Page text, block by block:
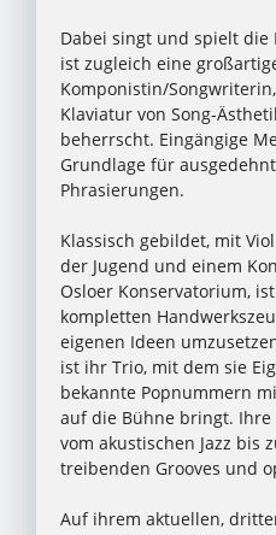
Dabei singt und spielt
ist zugleich eine
Komponistin/
Klaviatur von Song-
beherrscht. Eingängige
Grundlage für
Phrasierungen.
Klassisch gebildet, mit
der Jugend und einem
Osloer Konservatorium,
kompletten
eigenen Ideen
ist ihr Trio, mit dem sie
bekannte Popnummern
auf die Bühne bringt.
vom akustischen Jazz bis
treibenden Grooves und
Auf ihrem aktuellen,